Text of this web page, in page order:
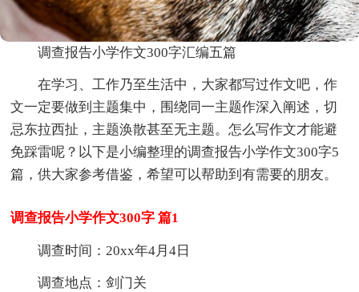
调查报告小学作文300字汇编五篇
在学习、工作乃至生活中，大家都写过作文吧，作
文一定要做到主题集中，围绕同一主题作深入阐述，切
忌东拉西扯，主题涣散甚至无主题。怎么写作文才能避
免踩雷呢？以下是小编整理的调查报告小学作文300字5
篇，供大家参考借鉴，希望可以帮助到有需要的朋友。
调查报告小学作文300字 篇1
调查时间：20xx年4月4日
调查地点：剑门关